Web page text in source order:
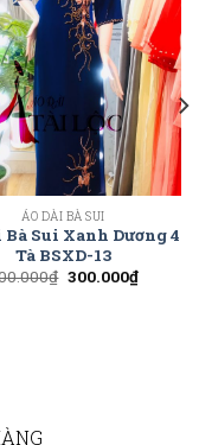
ÁO DÀI BÀ SUI
Bà Sui Xanh Dương 4
Tà BSXD-13
₫ 300.000₫